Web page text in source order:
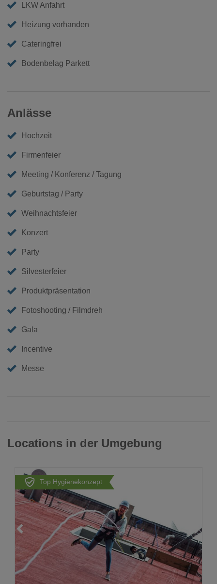
LKW Anfahrt
Heizung vorhanden
Cateringfrei
Bodenbelag Parkett
Anlässe
Hochzeit
Firmenfeier
Meeting / Konferenz / Tagung
Geburtstag / Party
Weihnachtsfeier
Konzert
Party
Silvesterfeier
Produktpräsentation
Fotoshooting / Filmdreh
Gala
Incentive
Messe
Locations in der Umgebung
Top Hygienekonzept
Loading...